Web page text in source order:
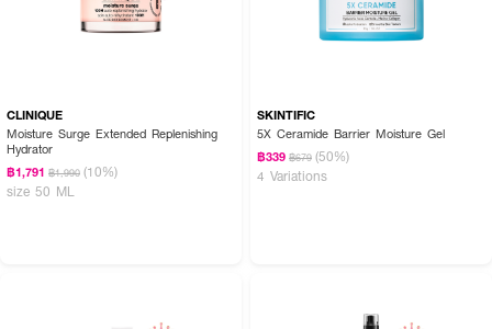
CLINIQUE
Moisture Surge Extended Replenishing
Hydrator
฿1,791 ฿1,990 (10%)
size 50 ML
SKINTIFIC
5X Ceramide Barrier Moisture Gel
฿339 ฿679 (50%)
4 Variations